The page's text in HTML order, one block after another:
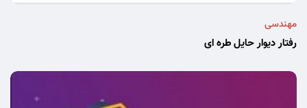
مهندسی
رفتار دیوار حایل طره ای